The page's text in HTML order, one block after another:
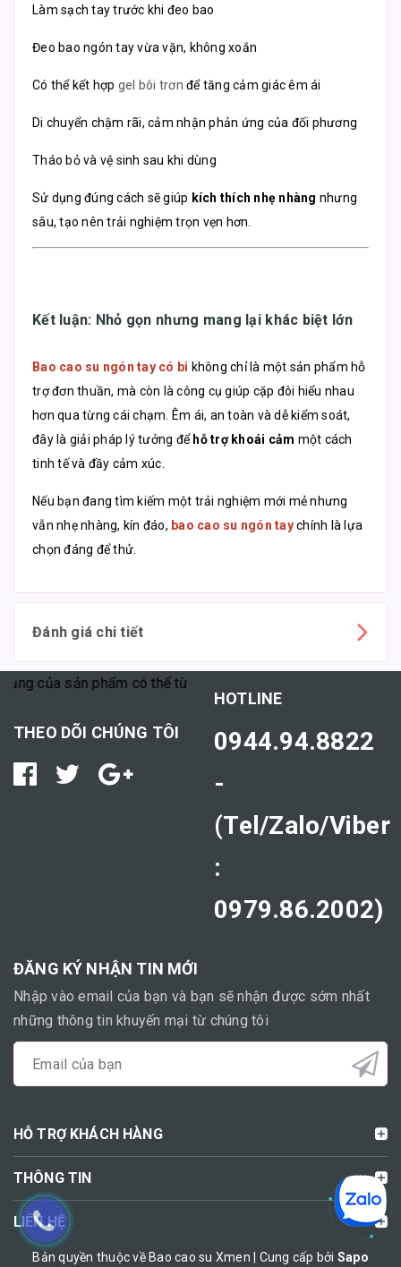
Làm sạch tay trước khi đeo bao
Đeo bao ngón tay vừa vặn, không xoắn
Có thể kết hợp gel bôi trơn để tăng cảm giác êm ái
Di chuyển chậm rãi, cảm nhận phản ứng của đối phương
Tháo bỏ và vệ sinh sau khi dùng
Sử dụng đúng cách sẽ giúp kích thích nhẹ nhàng nhưng
sâu, tạo nên trải nghiệm trọn vẹn hơn.
Kết luận: Nhỏ gọn nhưng mang lại khác biệt lớn
Bao cao su ngón tay có bi không chỉ là một sản phẩm hỗ
trợ đơn thuần, mà còn là công cụ giúp cặp đôi hiểu nhau
hơn qua từng cái chạm. Êm ái, an toàn và dễ kiểm soát,
đây là giải pháp lý tưởng để hỗ trợ khoái cảm một cách
tinh tế và đầy cảm xúc.
Nếu bạn đang tìm kiếm một trải nghiệm mới mẻ nhưng
vẫn nhẹ nhàng, kín đáo, bao cao su ngón taychính là lựa
chọn đáng để thử.
Đánh giá chi tiết
sản phẩm có thể tùy thuộc vào cơ địa mỗi người."
THEO DÕI CHÚNG TÔI
HOTLINE
0944.94.8822
-
(Tel/Zalo/Viber
:
0979.86.2002)
ĐĂNG KÝ NHẬN TIN MỚI
Nhập vào email của bạn và bạn sẽ nhận được sớm nhất
những thông tin khuyến mại từ chúng tôi
HỖ TRỢ KHÁCH HÀNG
THÔNG TIN
LIÊN HỆ
Bản quyền thuộc về Bao cao su Xmen | Cung cấp bởi Sapo